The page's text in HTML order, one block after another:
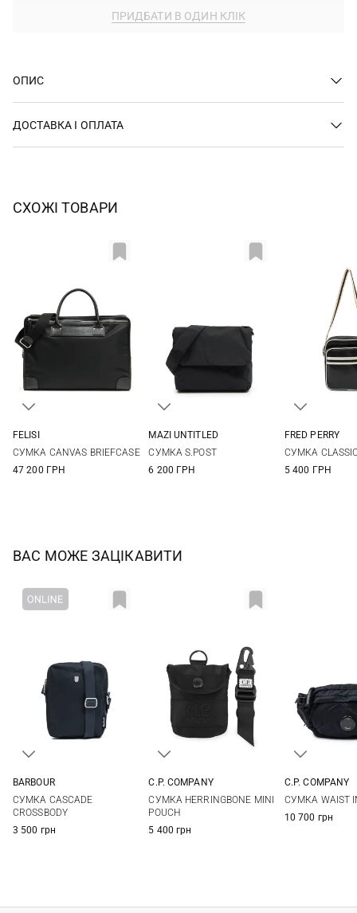
ПРИДБАТИ В ОДИН КЛІК
ОПИС
ДОСТАВКА І ОПЛАТА
СХОЖІ ТОВАРИ
FELISI
СУМКА CANVAS BRIEFCASE
47 200 ГРН
MAZI UNTITLED
СУМКА S.POST
6 200 ГРН
FRED PERRY
СУМКА
5 400 ГРН
ВАС МОЖЕ ЗАЦІКАВИТИ
BARBOUR
СУМКА CASCADE
CROSSBODY
3 500 грн
C.P. COMPANY
СУМКА HERRINGBONE MINI
POUCH
5 400 грн
C.P. COMPANY
СУМКА WAIST
10 700 грн